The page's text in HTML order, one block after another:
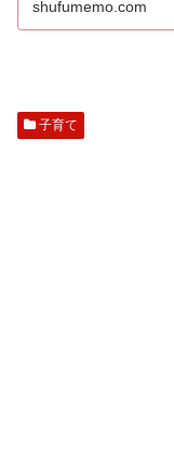
shufumemo.com
子育て